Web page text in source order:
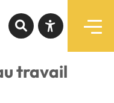
travail